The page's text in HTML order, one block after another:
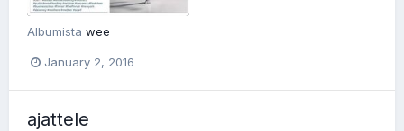
Albumista wee
January 2, 2016
ajattele